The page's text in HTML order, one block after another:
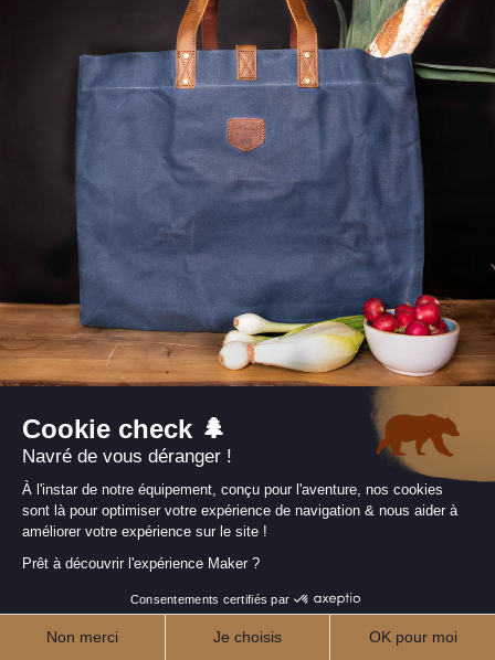
L'appareil à raclette à la bougie de
Cookut
cadeau parfait
parfois sembler compliqué, mais on a la solution. L'
raclette à la bougie
de Cookut est la pépite ultime qui fera briller